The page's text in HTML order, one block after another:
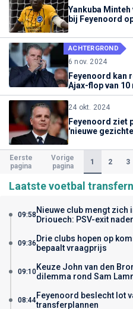
Yankuba
bij Feyenoord
ACHTERGROND
6 nov. 2024
Feyenoord kan
Ajax-flop van
24 okt. 2024
Feyenoord ziet
'nieuwe
Eerste
pagina
Vorige
pagina
1 (Huidige)
2 3
Laatste voetbal
09:58 Nieuwe club mengt zich
Driouech: PSV-exit
09:36 Drie clubs hopen op
bepaalt vraagprijs
09:10Keuze John van den
dilemma rond Sam
08:44Feyenoord beslecht lot
transferplannen